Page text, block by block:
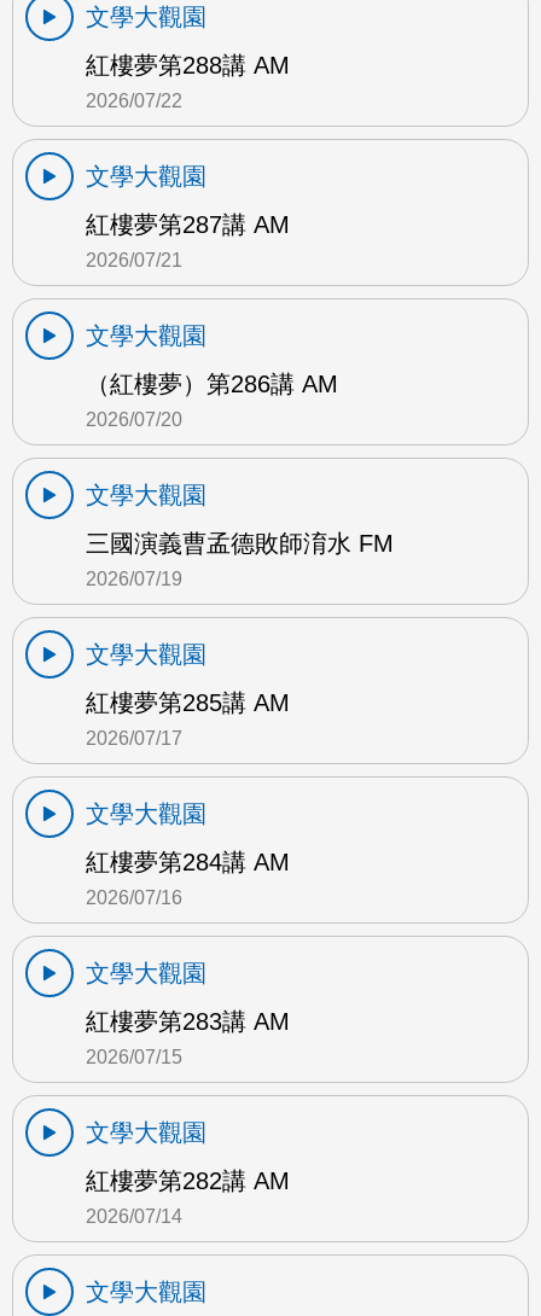
文學大觀園
紅樓夢第288講 AM
2026/07/22
文學大觀園
紅樓夢第287講 AM
2026/07/21
文學大觀園
（紅樓夢）第286講 AM
2026/07/20
文學大觀園
三國演義曹孟德敗師淯水 FM
2026/07/19
文學大觀園
紅樓夢第285講 AM
2026/07/17
文學大觀園
紅樓夢第284講 AM
2026/07/16
文學大觀園
紅樓夢第283講 AM
2026/07/15
文學大觀園
紅樓夢第282講 AM
2026/07/14
文學大觀園